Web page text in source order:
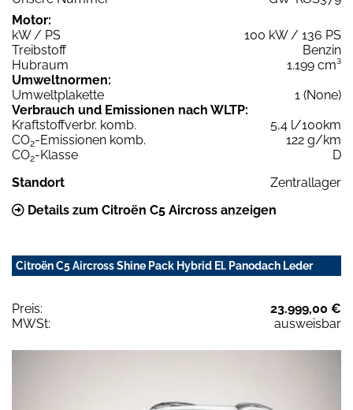
Motor:
kW / PS
100 kW / 136 PS
Treibstoff
Benzin
Hubraum
1.199 cm³
Umweltnormen:
Umweltplakette
1 (None)
Verbrauch und Emissionen nach WLTP:
Kraftstoffverbr. komb.
5,4 l/100km
CO2-Emissionen komb.
122 g/km
CO2-Klasse
D
Standort
Zentrallager
Details zum Citroën C5 Aircross anzeigen
Citroën C5 Aircross Shine Pack Hybrid El. Panodach Leder
Preis:
23.999,00 €
MWSt:
ausweisbar